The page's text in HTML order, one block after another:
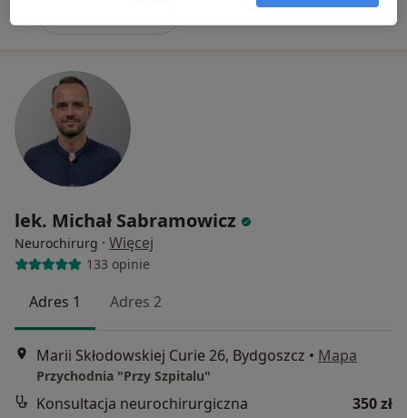
lek. Michał Sabramowicz
Neurochirurg · Więcej
133 opinie
Adres 1 Adres 2
Marii Skłodowskiej Curie 26, Bydgoszcz • Mapa
Przychodnia "Przy Szpitalu"
Konsultacja neurochirurgiczna 350 zł